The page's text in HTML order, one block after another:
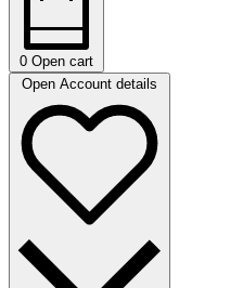
0 Open cart
Open Account details